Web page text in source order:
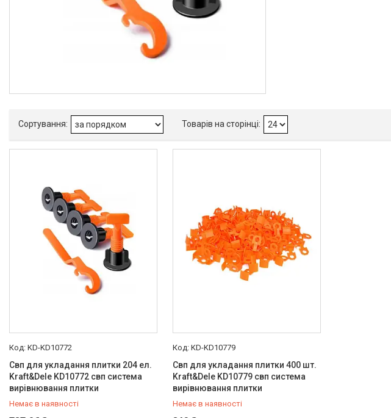
Засоби індивідуального
АКБ
Набори гайкових ключів
Дім і сад
Автотовари
Автоаксесуари
Товари для туризму
Рукоятки з храповим
механізмом (тріскачки)
Інструмент для мастильних
Токарні станки
Зварювальні пальники, різаки
Зварювальні апарати
Тримери електричні
KD-KD10772
Свп для укладання плитки 204 ел.
Kraft&Dele KD10772 свп система
вирівнювання плитки
Немає в наявності
KD-KD10779
Свп для укладання плитки 400 шт.
Kraft&Dele KD10779 свп система
вирівнювання плитки
Немає в наявності